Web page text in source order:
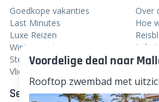
Goedkope vakanties
Last Minutes
Luxe Reizen
Wintersport
Stedentrips
Vliegtickets
Over
Hoe
In het
Service
Voordelige deal naar
Rooftop zwembad met